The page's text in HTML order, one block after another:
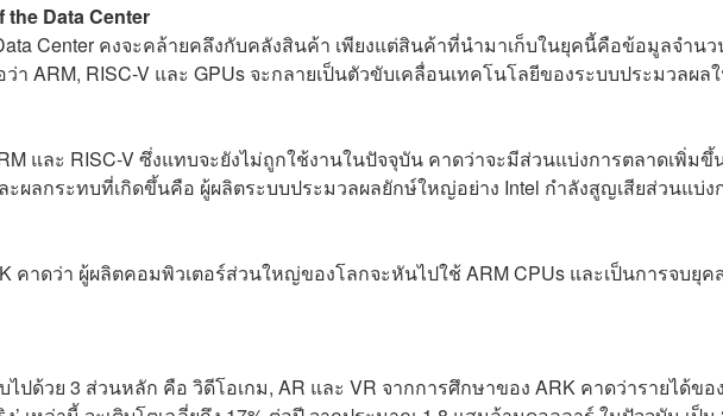
Data Center
Center คงจะคล้ายคลึงกับคลังสินค้า เพียงแต่สินค้าที่นำมาเก็บในยุคนี้คือข้อมูลจำน
า ARM, RISC-V และ GPUs จะกลายเป็นตัวขับเคลื่อนเทคโนโลยีของระบบประมวลผล
และ RISC-V ซึ่งแทบจะยังไม่ถูกใช้งานในปัจจุบัน คาดว่าจะมีส่วนแบ่งการตลาดเพิ่มขึ้
ะผลกระทบที่เกิดขึ้นคือ ผู้ผลิตระบบประมวลผลยักษ์ใหญ่อย่าง Intel กำลังสูญเสียส่วนแบ่ง
คาดว่า ผู้ผลิตคอมพิวเตอร์ส่วนใหญ่ของโลกจะหันไปใช้ ARM CPUs และเป็นการจบยุค
ไปด้วย 3 ส่วนหลัก คือ วิดีโอเกม, AR และ VR จากการศึกษาของ ARK คาดว่ารายได้ขอ